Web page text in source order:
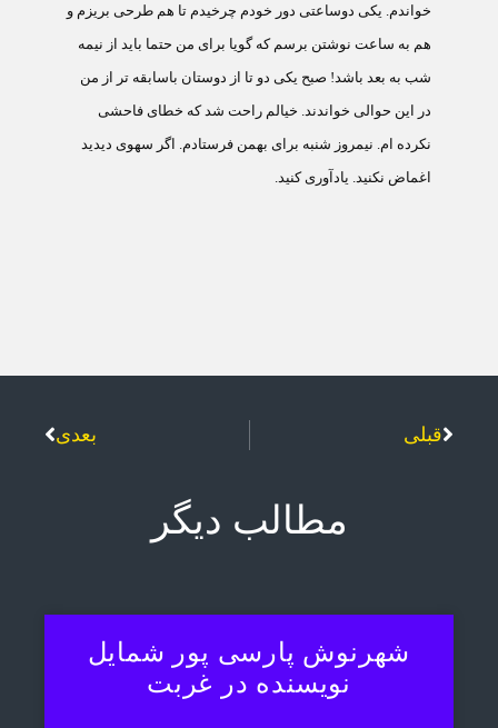
خواندم. يکی دوساعتی دور خودم چرخيدم تا هم طرحی بريزم و
هم به ساعت نوشتن برسم که گويا برای من حتما بايد از نيمه
شب به بعد باشد! صبح يکی دو تا از دوستان باسابقه تر از من
در اين حوالی خواندند. خيالم راحت شد که خطای فاحشی
نکرده ام. نيمروز شنبه برای بهمن فرستادم. اگر سهوی ديديد
اغماض نکنيد. يادآوری کنيد.
قبلی بعدی
مطالب دیگر
شهرنوش پارسی پور شمایل
نویسنده در غربت